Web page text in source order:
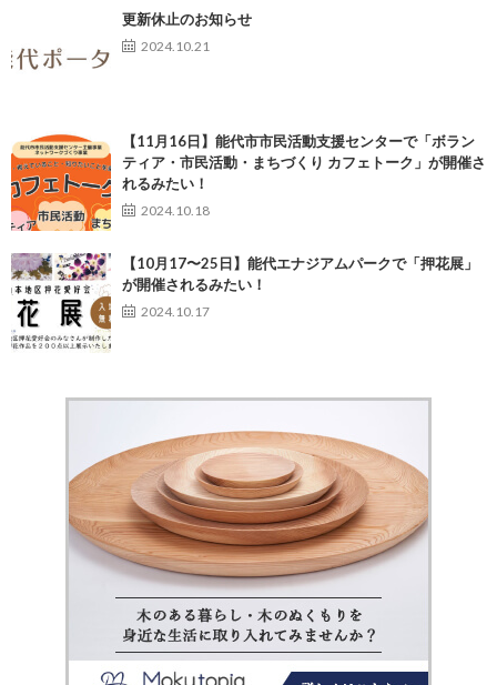
更新休止のお知らせ
2024.10.21
【11月16日】能代市市民活動支援センターで「ボラン
ティア・市民活動・まちづくり カフェトーク」が開催さ
れるみたい！
2024.10.18
【10月17〜25日】能代エナジアムパークで「押花展」
が開催されるみたい！
2024.10.17